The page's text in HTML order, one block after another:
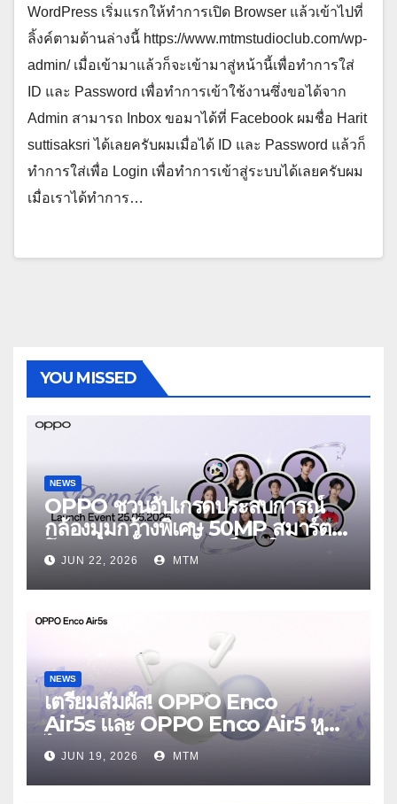
WordPress เริ่มแรกให้ทำการเปิด Browser แล้วเข้าไปที่
ลิ้งค์ตามด้านล่างนี้ https://www.mtmstudioclub.com/wp-
admin/ เมื่อเข้ามาแล้วก็จะเข้ามาสู่หน้านี้เพื่อทำการใส่
ID และ Password เพื่อทำการเข้าใช้งานซึ่งขอได้จาก
Admin สามารถ Inbox ขอมาได้ที่ Facebook ผมชื่อ Harit
suttisaksri ได้เลยครับผมเมื่อได้ ID และ Password แล้วก็
ทำการใส่เพื่อ Login เพื่อทำการเข้าสู่ระบบได้เลยครับผม
เมื่อเราได้ทำการ…
YOU MISSED
NEWS
OPPO ชวนอัปเกรดประสบการณ์
กล้องมุมกว้างพิเศษ 50MP สมาร์ต
โฟนเพื่อนซี้ เทรนดี้ทุกช็อต ใน
งาน OPPO Reno16 Series 5G
Launch Event 25 มิถุนายนนี้
JUN 22, 2026 MTM
NEWS
เตรียมสัมผัส! OPPO Enco
Air5s และ OPPO Enco Air5 หูฟัง
ไร้สายรุ่นใหม่ล่าสุด มาพร้อมระบบ
ตัดเสียงรบกวน เบาสบายเหมือนไม่ได้
ใส่
JUN 19, 2026 MTM